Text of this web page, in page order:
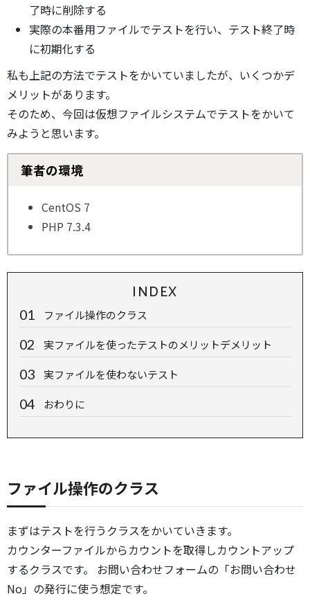
了時に削除する
実際の本番用ファイルでテストを行い、テスト終了時
に初期化する
私も上記の方法でテストをかいていましたが、いくつかデ
メリットがあります。
そのため、今回は仮想ファイルシステムでテストをかいて
みようと思います。
筆者の環境
CentOS 7
PHP 7.3.4
INDEX
ファイル操作のクラス
実ファイルを使ったテストのメリットデメリット
実ファイルを使わないテスト
おわりに
ファイル操作のクラス
まずはテストを行うクラスをかいていきます。
カウンターファイルからカウントを取得しカウントアップ
するクラスです。 お問い合わせフォームの「お問い合わせ
No」の発行に使う想定です。